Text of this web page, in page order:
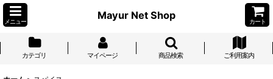
メニュー
Mayur Net Shop
カート
カテゴリ マイページ 商品検索 ご利用案内